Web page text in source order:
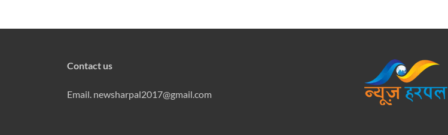
Contact us
Email. newsharpal2017@gmail.com